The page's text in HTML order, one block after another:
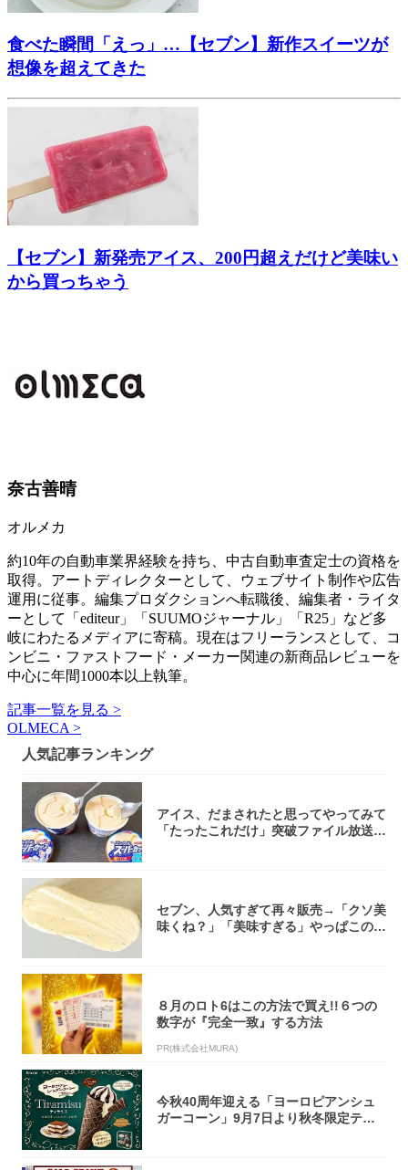
食べた瞬間「えっ」…【セブン】新作スイーツが
想像を超えてきた
【セブン】新発売アイス、200円超えだけど美味い
から買っちゃう
奈古善晴
オルメカ
約10年の自動車業界経験を持ち、中古自動車査定士の資格を
取得。アートディレクターとして、ウェブサイト制作や広告
運用に従事。編集プロダクションへ転職後、編集者・ライタ
ーとして「editeur」「SUUMOジャーナル」「R25」など多
岐にわたるメディアに寄稿。現在はフリーランスとして、コ
ンビニ・ファストフード・メーカー関連の新商品レビューを
中心に年間1000本以上執筆。
記事一覧を見る >
OLMECA >
人気記事ランキング
アイス、だまされたと思ってやってみて
「たったこれだけ」突破ファイル放送で
セブン、人気すぎて再々販売→「クソ美
味くね？」「美味すぎる」やっぱこのク
８月のロト6はこの方法で買え!!６つの
数字が『完全一致』する方法
PR(株式会社MURA)
今秋40周年迎える「ヨーロピアンシュ
ガーコーン」9月7日より秋冬限定ティ